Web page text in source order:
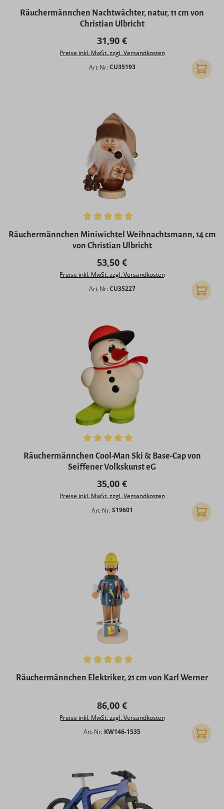
Durchschnittliche Bewertung von 5 von 5 Sternen
Räuchermännchen Nachtwächter, natur, 11 cm von
Christian Ulbricht
Regulärer Preis:
31,90 €
Preise inkl. MwSt. zzgl. Versandkosten
Art-Nr: CU35193 In den
Durchschnittliche Bewertung von 5 von 5 Sternen
Räuchermännchen Miniwichtel Weihnachtsmann, 14 cm
von Christian Ulbricht
Regulärer Preis:
53,50 €
Preise inkl. MwSt. zzgl. Versandkosten
Art-Nr: CU35227 In den
Durchschnittliche Bewertung von 5 von 5 Sternen
Räuchermännchen Cool-Man Ski & Base-Cap von
Seiffener Volkskunst eG
Regulärer Preis:
35,00 €
Preise inkl. MwSt. zzgl. Versandkosten
Art-Nr: S19601 In den
Durchschnittliche Bewertung von 5 von 5 Sternen
Räuchermännchen Elektriker, 21 cm von Karl Werner
Regulärer Preis:
86,00 €
Preise inkl. MwSt. zzgl. Versandkosten
Art-Nr: KW146-1535 In den